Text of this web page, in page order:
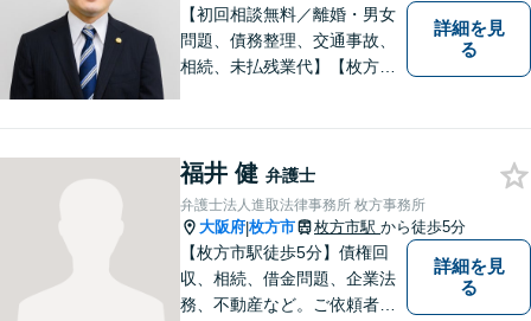
対応】
【初回相談無料／離婚・男女
問題、債務整理、交通事故、
相続、未払残業代】【枚方市
めのお手伝いをしています。
詳細を見
る
福井 健 弁護士
弁護士法人進取法律事務所 枚方事務所
大阪府|枚方市 枚方市駅 から徒歩5分
【枚方市駅徒歩5分】債権回
収、相続、借金問題、企業法
務、不動産など。ご依頼者さ
詳細を見
る